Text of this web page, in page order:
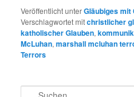
Veröffentlicht unterGläubiges mit
Verschlagwortet mitchristlicher
katholischer Glauben,
McLuhan,marshall mcluhan
Terrors